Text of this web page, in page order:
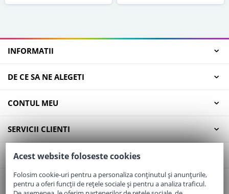
INFORMATII
DE CE SA NE ALEGETI
CONTUL MEU
SERVICII CLIENTI
CONTACT
Email:office@elaptepraf.ro
Acest website foloseste cookies
Folosim cookie-uri pentru a personaliza conținutul și anunțurile,
pentru a oferi funcții de rețele sociale și pentru a analiza traficul.